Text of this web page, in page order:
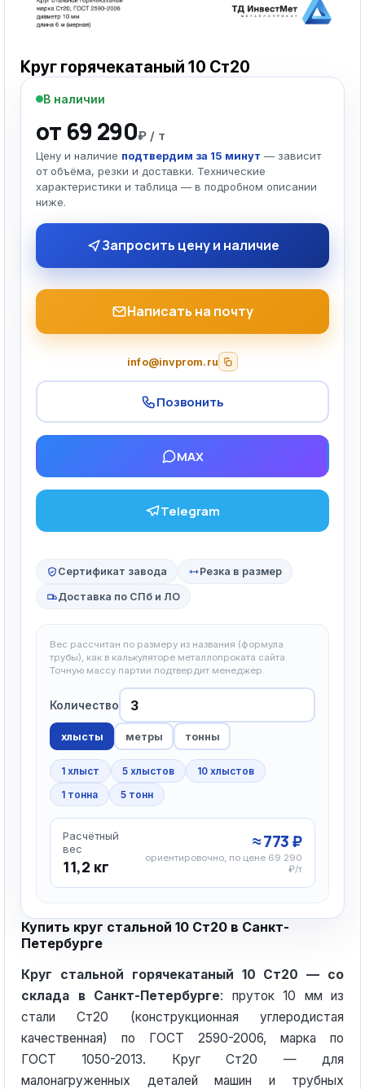
Круг горячекатаный 10 Ст20
В наличии
от 69 290₽ / т
Цену и наличие подтвердим за 15 минут — зависит
от объёма, резки и доставки. Технические
характеристики и таблица — в подробном описании
ниже.
Запросить цену и наличие
Написать на почту
info@invprom.ru
Позвонить
MAX
Telegram
Сертификат завода Резка в размер
Доставка по СПб и ЛО
Вес рассчитан по размеру из названия (формула
трубы), как в калькуляторе металлопроката сайта.
Точную массу партии подтвердит менеджер.
Количество
хлысты метры тонны
1 хлыст 5 хлыстов
10 хлыстов
1 тонна
5 тонн
Расчётный
вес
11,2 кг
≈ 773 ₽
ориентировочно, по цене 69 290
₽/т
Купить круг стальной 10 Ст20 в Санкт-
Петербурге
Круг стальной горячекатаный 10 Ст20 — со
склада в Санкт-Петербурге: пруток 10 мм из
стали Ст20 (конструкционная углеродистая
качественная) по ГОСТ 2590-2006, марка по
ГОСТ 1050-2013. Круг Ст20 — для
малонагруженных деталей машин и трубных